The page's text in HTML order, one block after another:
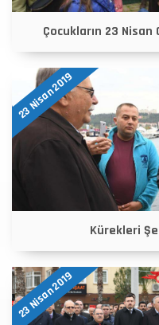
Çocukların 23
23 Nisan 2019
Kürekleri
23 Nisan 2019